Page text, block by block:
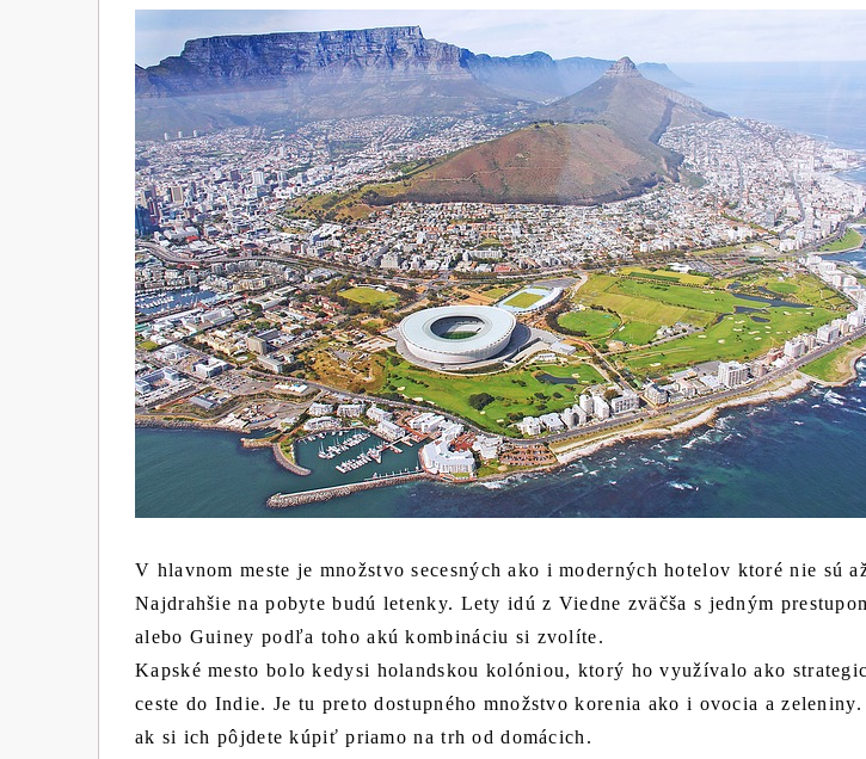
V hlavnom meste je množstvo secesných ako i moderných hotelov ktoré nie sú
Najdrahšie na pobyte budú letenky. Lety idú z Viedne zväčša s jedným
alebo Guiney podľa toho akú kombináciu si zvolíte.
Kapské mesto bolo kedysi holandskou kolóniou, ktorý ho využívalo ako
ceste do Indie. Je tu preto dostupného množstvo korenia ako i ovocia a
ak si ich pôjdete kúpiť priamo na trh od domácich.